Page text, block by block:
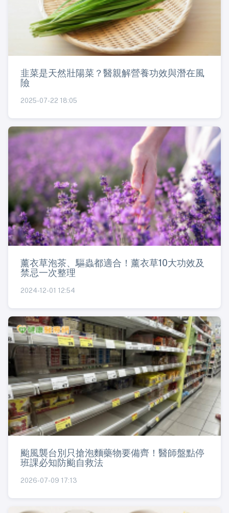
韭菜是天然壯陽菜？醫親解營養功效與潛在風
險
2025-07-22 18:05
薰衣草泡茶、驅蟲都適合！薰衣草10大功效及
禁忌一次整理
2024-12-01 12:54
颱風襲台別只搶泡麵藥物要備齊！醫師盤點停
班課必知防颱自救法
2026-07-09 17:13